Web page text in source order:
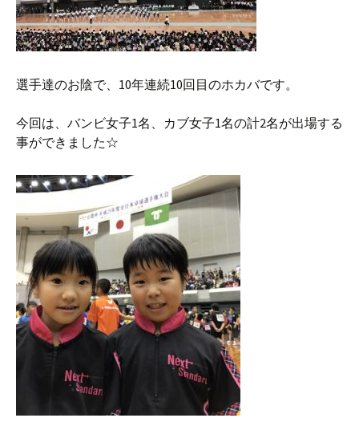
選手達のお陰で、10年連続10回目のホカバです。
今回は、バンビ女子1名、カブ女子1名の計2名が出場する
事ができました☆